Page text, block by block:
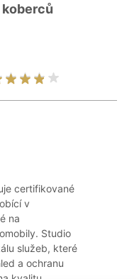
certifikované
v
na
Studio
služeb, které
a ochranu